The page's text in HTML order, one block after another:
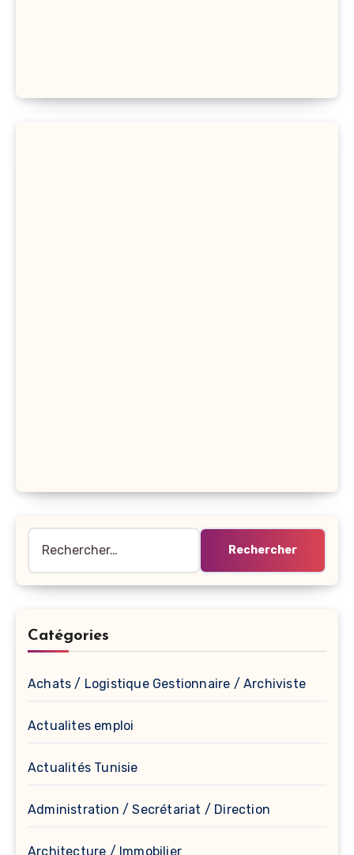
Catégories
Achats / Logistique Gestionnaire / Archiviste
Actualites emploi
Actualités Tunisie
Administration / Secrétariat / Direction
Architecture / Immobilier